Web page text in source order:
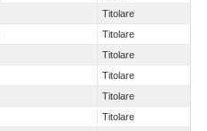
Titolare
Titolare
Titolare
Titolare
Titolare
Titolare